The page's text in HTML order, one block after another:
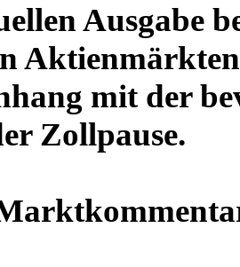
Ausgabe
mit der
Zollpause.